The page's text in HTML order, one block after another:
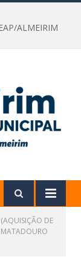
ALMEIRIM
DE
MATADOURO